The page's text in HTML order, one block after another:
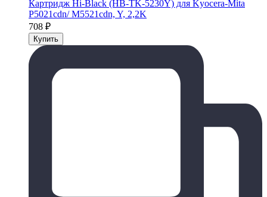
Картридж Hi-Black (HB-TK-5230Y) для Kyocera-Mita
P5021cdn/ M5521cdn, Y, 2,2K
708 ₽